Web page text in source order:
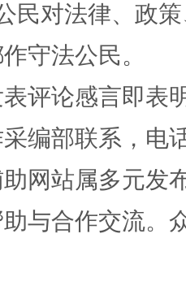
民对法律、政
守法公民。
评论感言即表
编部联系，电
网站属多元发
与合作交流。